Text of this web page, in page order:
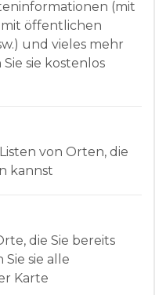
(mit
öffentlichen
und vieles mehr
sie kostenlos
von Orten, die
kannst
die Sie bereits
sie alle
Karte